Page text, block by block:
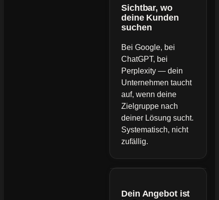
Sichtbar, wo
deine Kunden
suchen
Bei Google, bei
ChatGPT, bei
Perplexity — dein
Unternehmen taucht
auf, wenn deine
Zielgruppe nach
deiner Lösung sucht.
Systematisch, nicht
zufällig.
Dein Angebot ist